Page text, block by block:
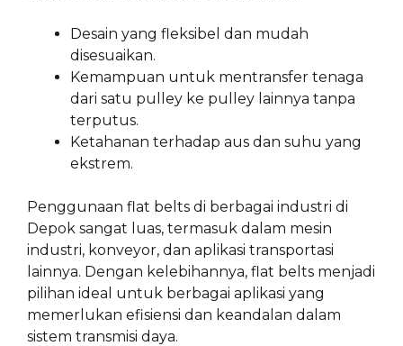
Desain yang fleksibel dan mudah
disesuaikan.
Kemampuan untuk mentransfer tenaga
dari satu pulley ke pulley lainnya tanpa
terputus.
Ketahanan terhadap aus dan suhu yang
ekstrem.
Penggunaan flat belts di berbagai industri di
Depok sangat luas, termasuk dalam mesin
industri, konveyor, dan aplikasi transportasi
lainnya. Dengan kelebihannya, flat belts menjadi
pilihan ideal untuk berbagai aplikasi yang
memerlukan efisiensi dan keandalan dalam
sistem transmisi daya.